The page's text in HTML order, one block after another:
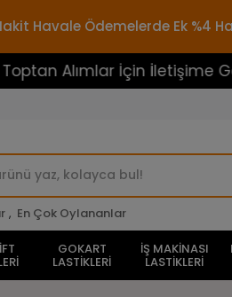
Havale Ödemelerde Ek
İçin İletişime Geçiniz :
, En Çok Oylananlar
GOKART
LASTİKLERİ
İŞ MAKİNASI
LASTİKLERİ